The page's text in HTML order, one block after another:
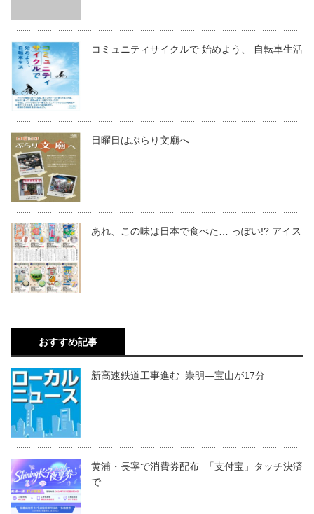
コミュニティサイクルで 始めよう、 自転車生活
日曜日はぶらり文廟へ
あれ、この味は日本で食べた… っぽい!? アイス
おすすめ記事
新高速鉄道工事進む 崇明―宝山が17分
黄浦・長寧で消費券配布 「支付宝」タッチ決済
で